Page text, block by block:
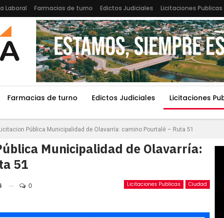
Laboral Farmacias de turno Edictos Judiciales Licitaciones Publicas
Farmacias de turno Edictos Judiciales Licitaciones
Pública Municipalidad de Olavarría: camino Pourtalé – Ruta 51
Municipalidad de Olavarría:
51
Licitaciones Publicas Ciudad
0